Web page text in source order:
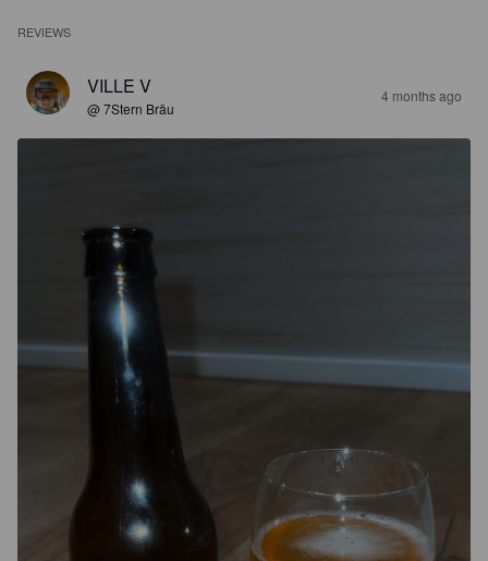
REVIEWS
VILLE V
@ 7Stern Bräu
4 months ago